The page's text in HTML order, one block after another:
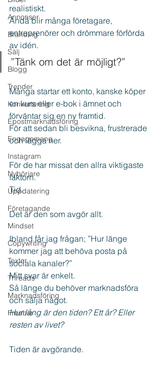
Annonser
Branding
Sälj
Blogg
Trender
Konvertering
Epostmarknadsföring
Engagemang
Instagram
Nybörjare
Uppdatering
Företagande
Mindset
Copywriting
Texter
Threads
Marknadsföring
Freebie
realistiskt.
Ändå blir många företagare,
entreprenörer och drömmare förförda
av idén.
”Tänk om det är möjligt?”
Många startar ett konto, kanske köper
en kurs eller e-bok i ämnet och
förväntar sig en ny framtid.
För att sedan bli besvikna, frustrerade
och lägga ner.
För de har missat den allra viktigaste
faktorn.
Tid.
Det är den som avgör allt.
Ibland får jag frågan; ”Hur länge
kommer jag att behöva posta på
sociala kanaler?”
Mitt svar är enkelt.
Så länge du behöver marknadsföra
och sälja något.
Hur lång är den tiden? Ett år? Eller
resten av livet?
Tiden är avgörande.